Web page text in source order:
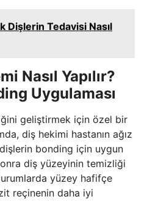
Dişlerin Tedavisi Nasıl
Nasıl Yapılır?
Uygulaması
geliştirmek için özel bir
diş hekimi hastanın ağız
dişlerin bonding için uygun
diş yüzeyinin temizliği
durumlarda yüzey hafifçe
reçinenin daha iyi